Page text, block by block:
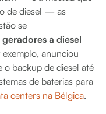
de diesel — as
se
a diesel
anunciou
o backup de diesel até
de baterias para
centers na Bélgica.